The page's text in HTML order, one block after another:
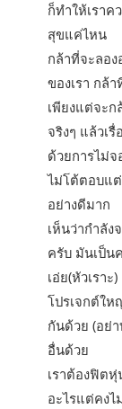
ก็ทำให้เราค
สุขแค่ไหน
กล้าที่จะลอ
ของเรา กล้
เพียงแต่จะ
จริงๆ แล้วเ
ด้วยการไม่จ
ไม่โต้ตอบแ
อย่างดีมาก
เห็นว่ากำลั
ครับ มันเป็น
เอ่ย(หัวเรา
โปรเจกต์ใ
กันด้วย (อย่
อื่นด้วย
เราต้องฟิ
อะไรแต่คง